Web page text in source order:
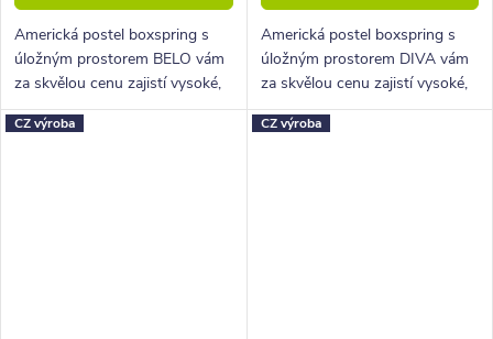
Americká postel boxspring s
úložným prostorem BELO vám
za skvělou cenu zajistí vysoké,
pohodlné spaní a velký úložný
prostor.
Americká postel boxspring s
úložným prostorem DIVA vám
za skvělou cenu zajistí vysoké,
pohodlné spaní a velký úložný
prostor.
CZ výroba CZ výroba